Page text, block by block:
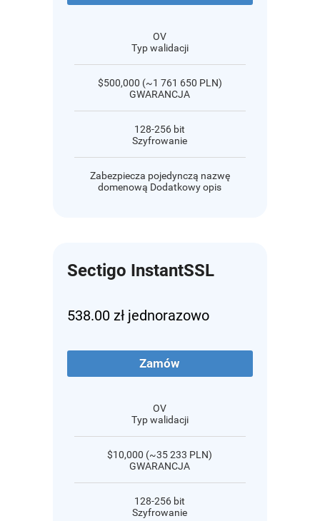
OV
Typ walidacji
$500,000 (~1 761 650 PLN)
GWARANCJA
128-256 bit
Szyfrowanie
Zabezpiecza pojedynczą nazwę
domenową Dodatkowy opis
Sectigo InstantSSL
538.00 zł jednorazowo
Zamów
OV
Typ walidacji
$10,000 (~35 233 PLN)
GWARANCJA
128-256 bit
Szyfrowanie